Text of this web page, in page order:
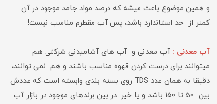
و همین موضوع باعث میشه که درصد مواد جامد موجود در آن
کمتر از حد استاندارد باشد، پس آب مقطرم مناسب نیست!
آب معدنی : آب معدنی و آب های آشامیدنی شرکتی هم
میتوانند برای درست کردن قهوه مناسب باشند و هم نمی توانند،
دقیقا به همان عدد TDS روی بسته بندی وابسته است که عددش
بین 50 تا 150 باشد و یا خیر. در بین برندهای موجود در بازار آب